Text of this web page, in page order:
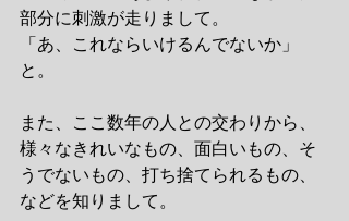
部分に刺激が走りまして。
「あ、これならいけるんでないか」
と。
また、ここ数年の人との交わりから、
様々なきれいなもの、面白いもの、そ
うでないもの、打ち捨てられるもの、
などを知りまして。